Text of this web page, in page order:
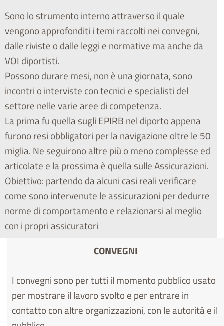
Sono lo strumento interno attraverso il quale
vengono approfonditi i temi raccolti nei convegni,
dalle riviste o dalle leggi e normative ma anche da
VOI diportisti.
Possono durare mesi, non è una giornata, sono
incontri o interviste con tecnici e specialisti del
settore nelle varie aree di competenza.
La prima fu quella sugli EPIRB nel diporto appena
furono resi obbligatori per la navigazione oltre le 50
miglia. Ne seguirono altre più o meno complesse ed
articolate e la prossima è quella sulle Assicurazioni.
Obiettivo: partendo da alcuni casi reali verificare
come sono intervenute le assicurazioni per dedurre
norme di comportamento e relazionarsi al meglio
con i propri assicuratori
CONVEGNI
I convegni sono per tutti il momento pubblico usato
per mostrare il lavoro svolto e per entrare in
contatto con altre organizzazioni, con le autorità e il